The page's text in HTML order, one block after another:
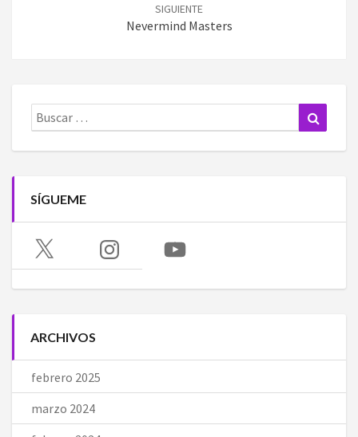
SIGUIENTE
Nevermind Masters
Buscar:
SÍGUEME
X Instagram YouTube
ARCHIVOS
febrero 2025
marzo 2024